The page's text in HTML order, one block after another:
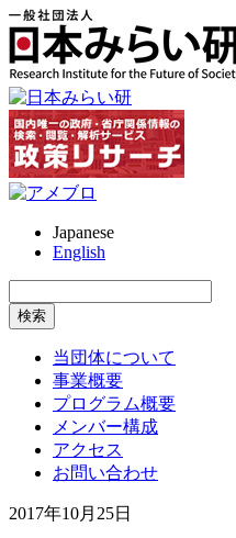
Japanese
English
当団体について
事業概要
プログラム概要
メンバー構成
アクセス
お問い合わせ
2017年10月25日